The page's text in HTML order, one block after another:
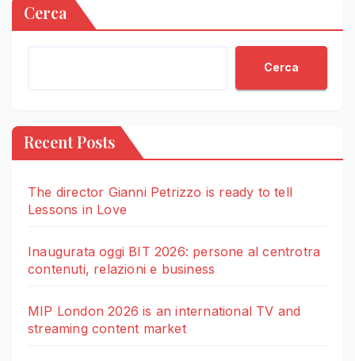
Cerca
Cerca
Recent Posts
The director Gianni Petrizzo is ready to tell
Lessons in Love
Inaugurata oggi BIT 2026: persone al centrotra
contenuti, relazioni e business
MIP London 2026 is an international TV and
streaming content market